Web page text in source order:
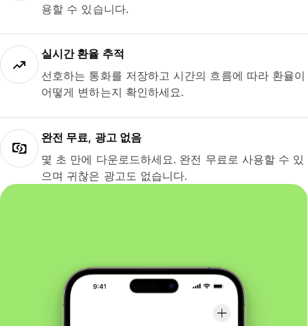
용할 수 있습니다.
실시간 환율 추적
선호하는 통화를 저장하고 시간의 흐름에 따라 환율이
어떻게 변하는지 확인하세요.
완전 무료, 광고 없음
몇 초 만에 다운로드하세요. 완전 무료로 사용할 수 있
으며 귀찮은 광고도 없습니다.